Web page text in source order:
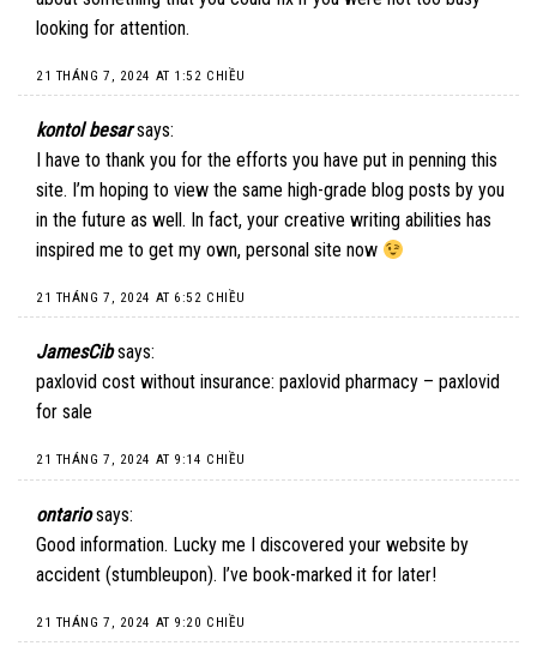
looking for attention.
21 THÁNG 7, 2024 AT 1:52 CHIỀU
kontol besar says:
I have to thank you for the efforts you have put in penning this
site. I’m hoping to view the same high-grade blog posts by you
in the future as well. In fact, your creative writing abilities has
inspired me to get my own, personal site now
21 THÁNG 7, 2024 AT 6:52 CHIỀU
JamesCib says:
paxlovid cost without insurance: paxlovid pharmacy – paxlovid
for sale
21 THÁNG 7, 2024 AT 9:14 CHIỀU
ontario says:
Good information. Lucky me I discovered your website by
accident (stumbleupon). I’ve book-marked it for later!
21 THÁNG 7, 2024 AT 9:20 CHIỀU